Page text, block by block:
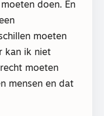
doen. En
moeten
kan ik niet
moeten
mensen en dat